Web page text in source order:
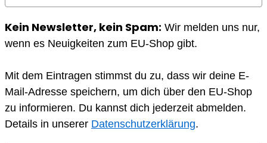
Kein Newsletter, kein Spam: Wir melden uns nur,
wenn es Neuigkeiten zum EU-Shop gibt.
Mit dem Eintragen stimmst du zu, dass wir deine E-
Mail-Adresse speichern, um dich über den EU-Shop
zu informieren. Du kannst dich jederzeit abmelden.
Details in unserer Datenschutzerklärung.